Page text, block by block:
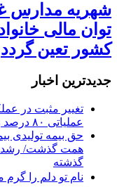
شهریه مدارس
توان مالی
کشور تعین گردد
جديدترين اخبار
تغییر مثبت در
عملیاتی ۸۰ درصد رشد کرد
گذشته
نام تو دلم را